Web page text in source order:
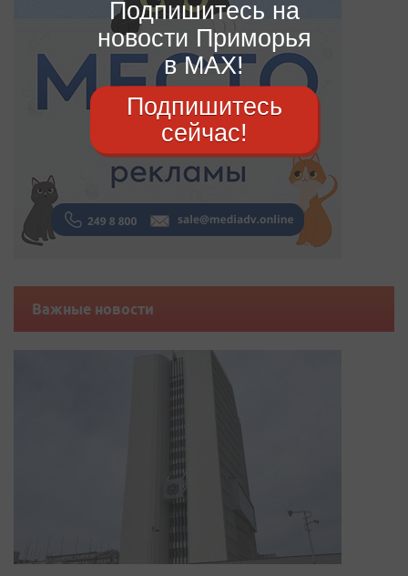
Важные новости
Подпишитесь на
новости Приморья
в MAX!
Подпишитесь
сейчас!